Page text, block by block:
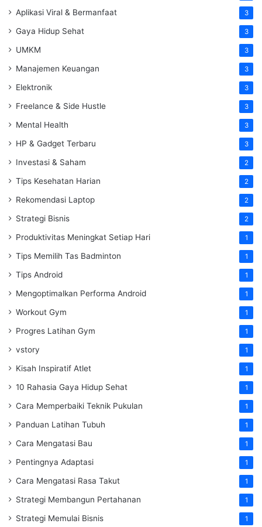
Aplikasi Viral & Bermanfaat 3
Gaya Hidup Sehat 3
UMKM 3
Manajemen Keuangan 3
Elektronik 3
Freelance & Side Hustle 3
Mental Health 3
HP & Gadget Terbaru 3
Investasi & Saham 2
Tips Kesehatan Harian 2
Rekomendasi Laptop 2
Strategi Bisnis 2
Produktivitas Meningkat Setiap Hari 1
Tips Memilih Tas Badminton 1
Tips Android 1
Mengoptimalkan Performa Android 1
Workout Gym 1
Progres Latihan Gym 1
vstory 1
Kisah Inspiratif Atlet 1
10 Rahasia Gaya Hidup Sehat 1
Cara Memperbaiki Teknik Pukulan 1
Panduan Latihan Tubuh 1
Cara Mengatasi Bau 1
Pentingnya Adaptasi 1
Cara Mengatasi Rasa Takut 1
Strategi Membangun Pertahanan 1
Strategi Memulai Bisnis 1